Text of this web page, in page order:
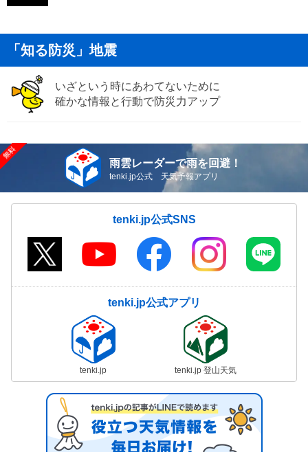
「知る防災」地震
いざという時にあわてないために
確かな情報と行動で防災力アップ
雨雲レーダーで雨を回避！
tenki.jp公式 天気予報アプリ
tenki.jp公式SNS
tenki.jp公式アプリ
tenki.jp tenki.jp 登山天気